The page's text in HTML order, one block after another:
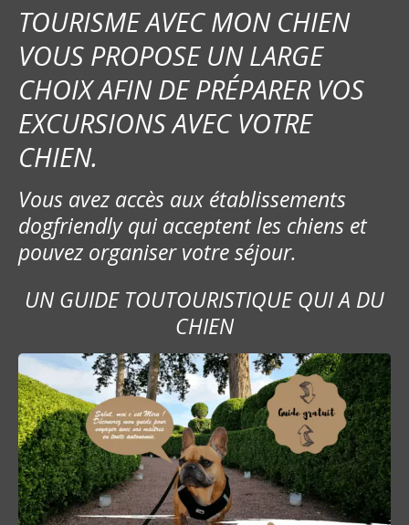
i
o
n
d
e
l
’
a
r
t
i
c
l
e
TOURISME AVEC MON CHIEN
VOUS PROPOSE UN LARGE
CHOIX AFIN DE PRÉPARER VOS
EXCURSIONS AVEC VOTRE
CHIEN.
Vous avez accès aux établissements
dogfriendly qui acceptent les chiens et
pouvez organiser votre séjour.
UN GUIDE TOUTOURISTIQUE QUI A DU
CHIEN